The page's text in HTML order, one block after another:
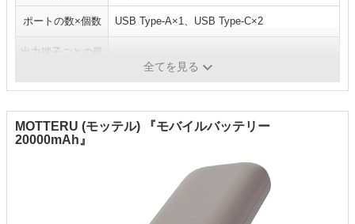
ポートの数×個数 USB Type-A×1、USB Type-C×2
出力端子ごとの最
USB Type-A：3A、USB Type-C：3A
全てを見る
MOTTERU (モッテル) 『モバイルバッテリー
20000mAh』